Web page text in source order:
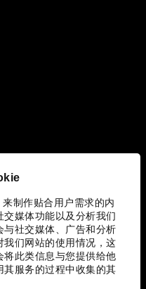
制作贴合用户需求的内
交媒体功能以及分析我们
与社交媒体、广告和分析
我们网站的使用情况，这
将此类信息与您提供给他
其服务的过程中收集的其